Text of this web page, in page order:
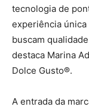
tecnologia de
experiência
buscam
destaca Marina
Dolce Gusto®.
A entrada da